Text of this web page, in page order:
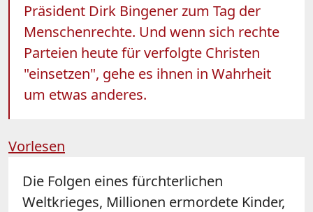
Präsident Dirk Bingener zum Tag der
Menschenrechte. Und wenn sich rechte
Parteien heute für verfolgte Christen
"einsetzen", gehe es ihnen in Wahrheit
um etwas anderes.
Vorlesen
Die Folgen eines fürchterlichen
Weltkrieges, Millionen ermordete Kinder,